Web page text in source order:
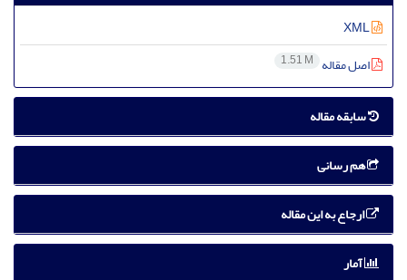
اصل مقاله 1.51 M
سابقه مقاله
هم رسانی
ارجاع به این مقاله
آمار